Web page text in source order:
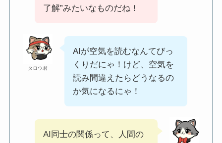
了解”みたいなものだね！
タロウ君
AIが空気を読むなんてびっ
くりだにゃ！けど、空気を
読み間違えたらどうなるの
か気になるにゃ！
AI同士の関係って、人間の